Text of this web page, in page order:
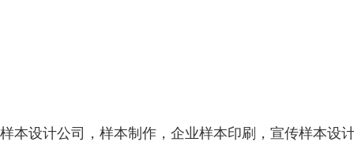
样本设计公司，样本制作，企业样本印刷，宣传样本设